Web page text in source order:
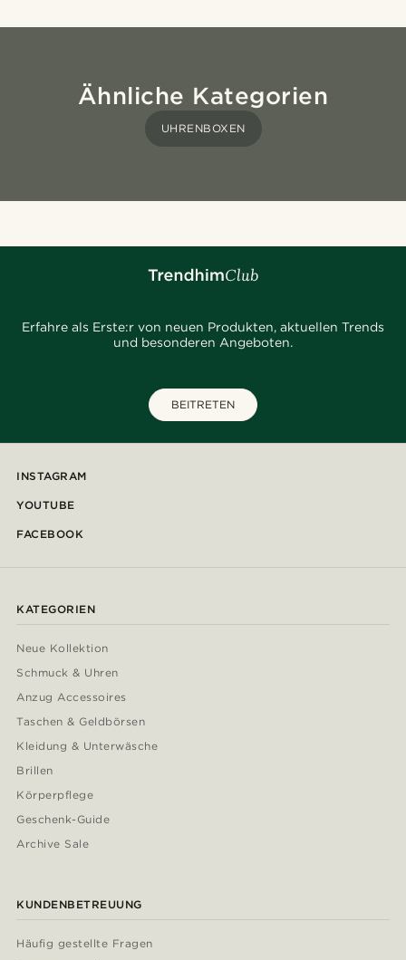
Ähnliche Kategorien
UHRENBOXEN
Erfahre als Erste:r von neuen Produkten, aktuellen Trends
und besonderen Angeboten.
BEITRETEN
INSTAGRAM
YOUTUBE
FACEBOOK
KATEGORIEN
Neue Kollektion
Schmuck & Uhren
Anzug Accessoires
Taschen & Geldbörsen
Kleidung & Unterwäsche
Brillen
Körperpflege
Geschenk-Guide
Archive Sale
KUNDENBETREUUNG
Häufig gestellte Fragen